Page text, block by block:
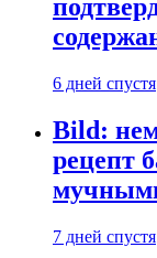
6 дней спустя
Bild:
рецепт
7 дней спустя